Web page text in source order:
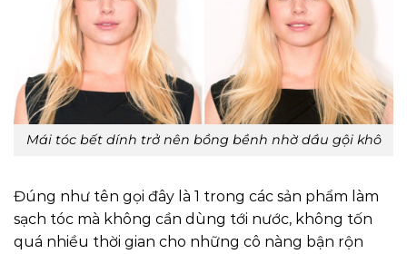
Mái tóc bết dính trở nên bồng bềnh nhờ dầu gội khô
Đúng như tên gọi đây là 1 trong các sản phẩm làm
sạch tóc mà không cần dùng tới nước, không tốn
quá nhiều thời gian cho những cô nàng bận rộn